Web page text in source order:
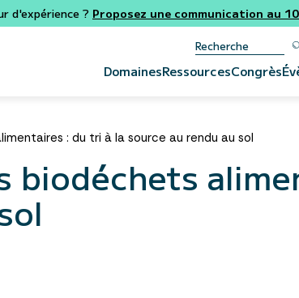
d'expérience ? Proposez une communication au
DomainesRessourcesCongrès
: du tri à la source au rendu au sol
biodéchets